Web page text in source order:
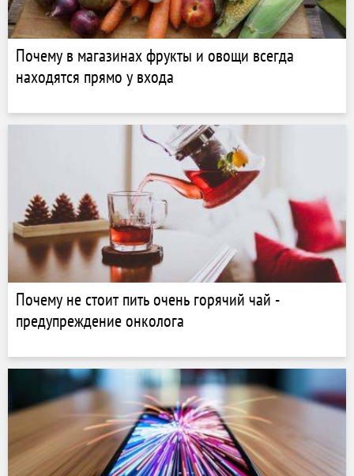
Почему в магазинах фрукты и овощи всегда
находятся прямо у входа
Почему не стоит пить очень горячий чай -
предупреждение онколога